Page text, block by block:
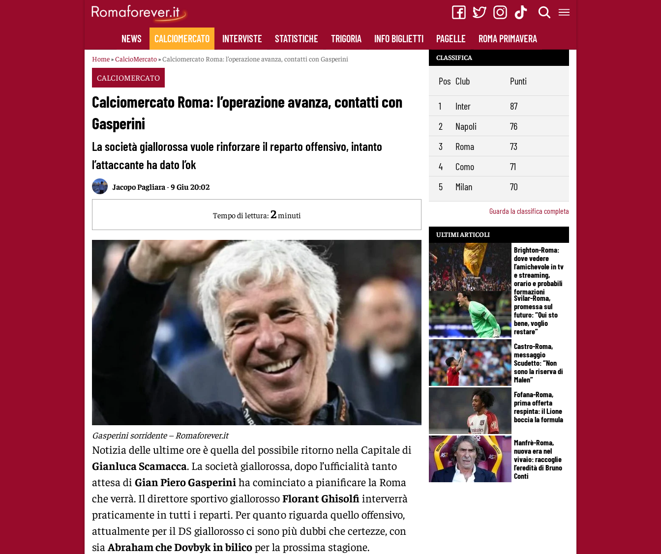
NEWS CALCIOMERCATO INTERVISTE STATISTICHE TRIGORIA INFO BIGLIETTI PAGELLE ROMA PRIMAVERA
Home»CalcioMercato»Calciomercato Roma: l’operazione avanza, contatti con Gasperini
CALCIOMERCATO
Calciomercato Roma: l’operazione avanza, contatti con
Gasperini
La società giallorossa vuole rinforzare il reparto offensivo, intanto
l’attaccante ha dato l’ok
Jacopo Pagliara -9 Giu 20:02
Tempo di lettura: 2minuti
Gasperini sorridente – Romaforever.it
Notizia delle ultime ore è quella del possibile ritorno nella Capitale di
Gianluca Scamacca. La società giallorossa, dopo l’ufficialità tanto
attesa di Gian Piero Gasperiniha cominciato a pianificare la Roma
che verrà. Il direttore sportivo giallorossoFlorant Ghisolfiinterverrà
praticamente in tutti i reparti. Per quanto riguarda quello offensivo,
attualmente per il DS giallorosso ci sono più dubbi che certezze, con
sia Abraham che Dovbyk in bilicoper la prossima stagione.
CLASSIFICA
Pos Club Punti
1 Inter
87
2
Napoli
76
3
Roma
73
4
Como
71
5
Milan 70
Guarda la classifica completa
ULTIMI ARTICOLI
Brighton-Roma:
dove vedere
l’amichevole in tv
e streaming,
orario e probabili
formazioni
Svilar-Roma,
promessa sul
futuro: “Qui sto
bene, voglio
restare”
Castro-Roma,
messaggio
Scudetto: “Non
sono la riserva di
Malen”
Fofana-Roma,
prima offerta
respinta: il Lione
boccia la formula
Manfrè-Roma,
nuova era nel
vivaio: raccoglie
l’eredità di Bruno
Conti